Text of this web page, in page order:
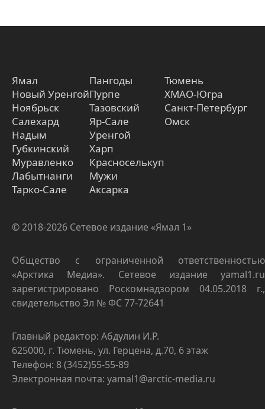
Ямал
Новый Уренгой
Ноябрьск
Салехард
Надым
Губкинский
Муравленко
Лабытнанги
Тарко-Сале
Пангоды
Пурпе
Тазовский
Яр-Сале
Уренгой
Харп
Красноселькуп
Мужи
Аксарка
Тюмень
ХМАО-Югра
Санкт-Петербург
Омск
© 2018-2026 Сетевое издание «Ямал 1»
Общество с ограниченной ответственностью
«Арктика Медиа». Сетевое издание yamal1.ru
зарегистрировано Роскомнадзором 04.05.2018 г.,
свидетельство Эл № ФС 77-72641
Главный редактор: Абдулин И.Р.
625000, г. Тюмень, ул. Герцена, д.70, 6 этаж
Телефон: 8 (3452)55-55-89
Электронная почта: yamal1@arctic-media.ru